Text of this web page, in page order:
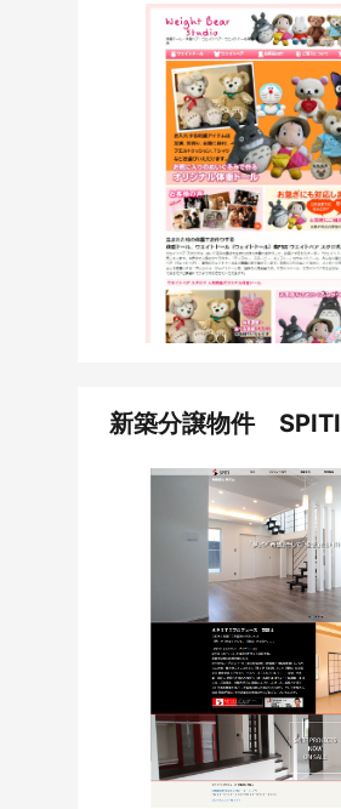
新築分譲物件 SPITI